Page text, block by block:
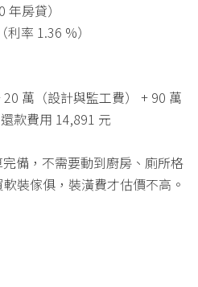
房貸）
率 1.36 %）
萬（設計與監工費） + 90 萬
款費用 14,891 元
備，不需要動到廚房、廁所格
裝傢俱，裝潢費才估價不高。